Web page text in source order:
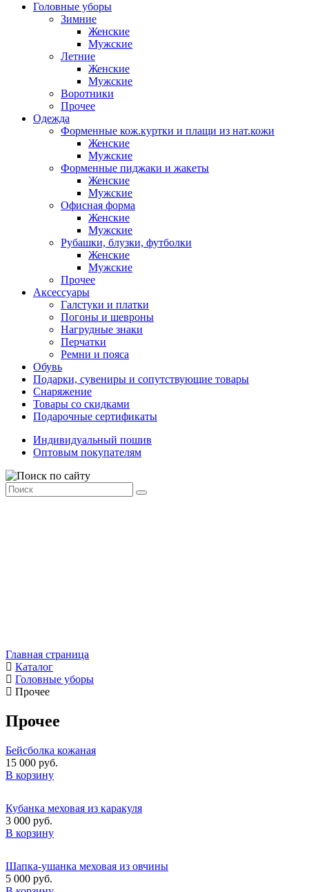
Головные уборы
Зимние
Женские
Мужские
Летние
Женские
Мужские
Воротники
Прочее
Одежда
Форменные кож.куртки и плащи из нат.кожи
Женские
Мужские
Форменные пиджаки и жакеты
Женские
Мужские
Офисная форма
Женские
Мужские
Рубашки, блузки, футболки
Женские
Мужские
Прочее
Аксессуары
Галстуки и платки
Погоны и шевроны
Нагрудные знаки
Перчатки
Ремни и пояса
Обувь
Подарки, сувениры и сопутствующие товары
Снаряжение
Товары со скидками
Подарочные сертификаты
Индивидуальный пошив
Оптовым покупателям
Главная страница
Каталог
Головные уборы
Прочее
Прочее
Бейсболка кожаная
15 000 руб.
В корзину
Кубанка меховая из каракуля
3 000 руб.
В корзину
Шапка-ушанка меховая из овчины
5 000 руб.